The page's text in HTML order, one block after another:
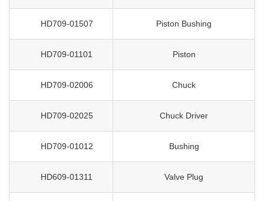
HD709-01507 Piston Bushing
HD709-01101 Piston
HD709-02006 Chuck
HD709-02025 Chuck Driver
HD709-01012 Bushing
HD609-01311 Valve Plug